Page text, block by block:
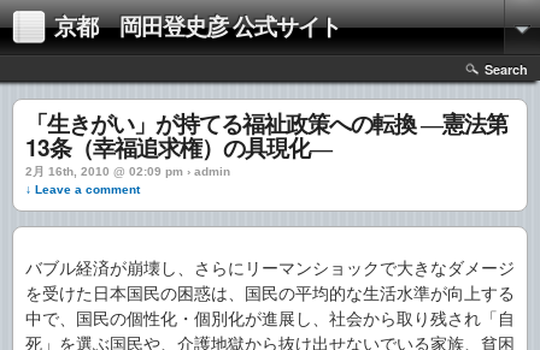
京都 岡田登史彦 公式サイト
Search
「生きがい」が持てる福祉政策への転換 ―憲法第
13条（幸福追求権）の具現化―
2月 16th, 2010 @ 02:09 pm › admin
↓ Leave a comment
バブル経済が崩壊し、さらにリーマンショックで大きなダメージ
を受けた日本国民の困惑は、国民の平均的な生活水準が向上する
中で、国民の個性化・個別化が進展し、社会から取り残され「自
死」を選ぶ国民や、介護地獄から抜け出せないでいる家族、貧困